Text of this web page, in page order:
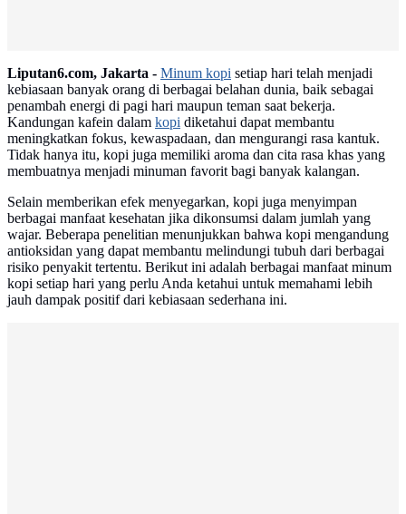
Liputan6.com, Jakarta - Minum kopi setiap hari telah menjadi
kebiasaan banyak orang di berbagai belahan dunia, baik sebagai
penambah energi di pagi hari maupun teman saat bekerja.
Kandungan kafein dalam kopi diketahui dapat membantu
meningkatkan fokus, kewaspadaan, dan mengurangi rasa kantuk.
Tidak hanya itu, kopi juga memiliki aroma dan cita rasa khas yang
membuatnya menjadi minuman favorit bagi banyak kalangan.
Selain memberikan efek menyegarkan, kopi juga menyimpan
berbagai manfaat kesehatan jika dikonsumsi dalam jumlah yang
wajar. Beberapa penelitian menunjukkan bahwa kopi mengandung
antioksidan yang dapat membantu melindungi tubuh dari berbagai
risiko penyakit tertentu. Berikut ini adalah berbagai manfaat minum
kopi setiap hari yang perlu Anda ketahui untuk memahami lebih
jauh dampak positif dari kebiasaan sederhana ini.